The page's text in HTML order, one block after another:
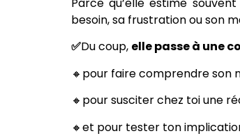
besoin, sa frustration ou son
✅Du coup, elle passe à une
🔸pour faire comprendre son
🔸pour susciter chez toi une
🔸et pour tester ton